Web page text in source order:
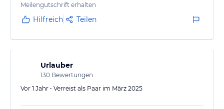
Meilengutschrift erhalten
Hilfreich Teilen
Urlauber
130 Bewertungen
Vor 1 Jahr • Verreist als Paar im März 2025